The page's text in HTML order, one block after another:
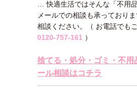
… 快適生活ではそんな「不用
メールでの相談も承っており
相談ください。（ お電話でも
0120-757-161 ）
捨てる・処分・ゴミ・不用
ール相談はコチラ